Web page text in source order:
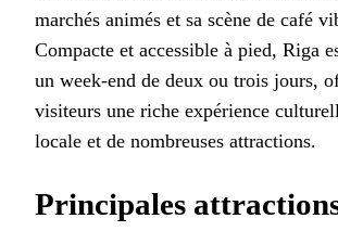
marchés animés et sa scène de café
Compacte et accessible à pied, Riga
un week-end de deux ou trois jours,
visiteurs une riche expérience
locale et de nombreuses attractions.
Principales